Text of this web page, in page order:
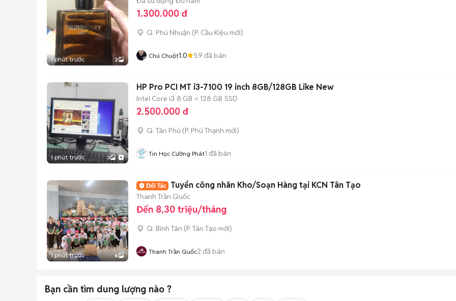
1 phút trước 2
1.300.000 đ
Q. Phú Nhuận (P. Cầu Kiệu mới)
Chú Chuột1.0 59 đã bán
1 phút trước 3
HP Pro PCI MT i3-7100 19 inch 8GB/128GB Like New
Intel Core i3 8 GB < 128 GB SSD
2.500.000 đ
Q. Tân Phú (P. Phú Thạnh mới)
Tin Học Cường Phát1 đã bán
1 phút trước 6
Tuyển công nhân Kho/Soạn Hàng tại KCN Tân Tạo
Thanh Trần Quốc
Đến 8,30 triệu/tháng
Q. Bình Tân (P. Tân Tạo mới)
Thanh Trần Quốc2 đã bán
Bạn cần tìm dung lượng nào ?